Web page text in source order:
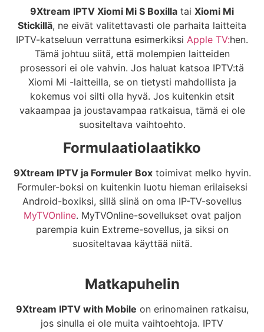
9Xtream IPTV Xiomi Mi S Boxilla tai Xiomi Mi
Stickillä, ne eivät valitettavasti ole parhaita laitteita
IPTV-katseluun verrattuna esimerkiksi Apple TV:hen.
Tämä johtuu siitä, että molempien laitteiden
prosessori ei ole vahvin. Jos haluat katsoa IPTV:tä
Xiomi Mi -laitteilla, se on tietysti mahdollista ja
kokemus voi silti olla hyvä. Jos kuitenkin etsit
vakaampaa ja joustavampaa ratkaisua, tämä ei ole
suositeltava vaihtoehto.
Formulaatiolaatikko
9Xtream IPTV ja Formuler Boxtoimivat melko hyvin.
Formuler-boksi on kuitenkin luotu hieman erilaiseksi
Android-boxiksi, sillä siinä on oma IP-TV-sovellus
MyTVOnline. MyTVOnline-sovellukset ovat paljon
parempia kuin Extreme-sovellus, ja siksi on
suositeltavaa käyttää niitä.
Matkapuhelin
9Xtream IPTV with Mobile on erinomainen ratkaisu,
jos sinulla ei ole muita vaihtoehtoja. IPTV